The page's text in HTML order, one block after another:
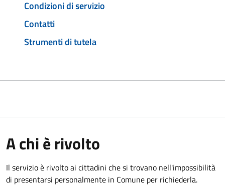
Condizioni di servizio
Contatti
Strumenti di tutela
A chi è rivolto
Il servizio è rivolto ai cittadini che si trovano nell'impossibilità
di presentarsi personalmente in Comune per richiederla.